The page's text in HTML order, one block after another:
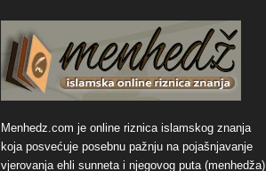
Menhedz.com je online riznica islamskog znanja
koja posvećuje posebnu pažnju na pojašnjavanje
vjerovanja ehli sunneta i njegovog puta (menhedža)